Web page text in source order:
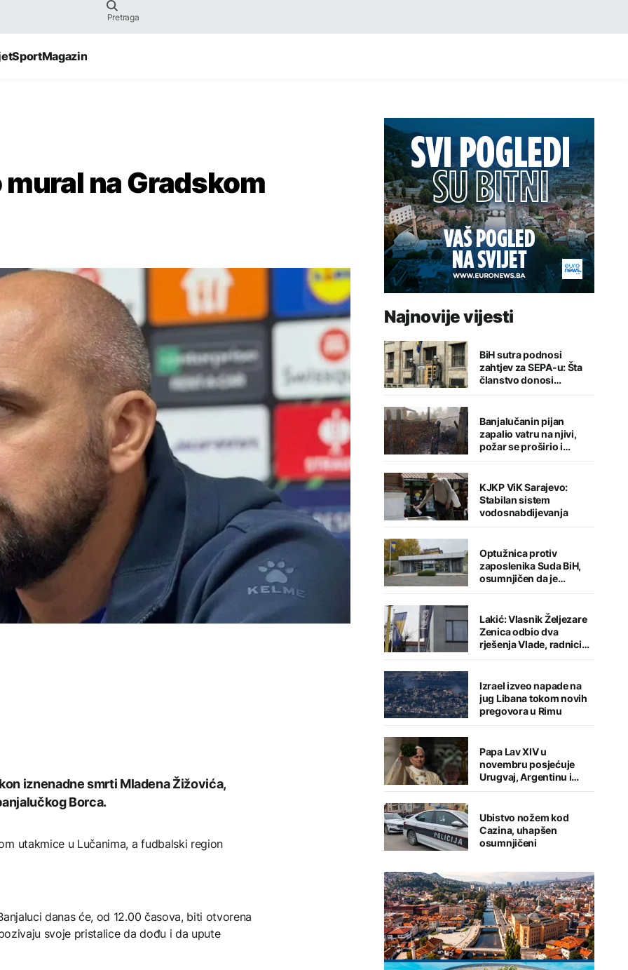
SportMagazin
na Gradskom
iznenadne smrti Mladena Žižovića,
Borca.
utakmice u Lučanima, a fudbalski region
danas će, od 12.00 časova, biti otvorena
svoje pristalice da dođu i da upute
Najnovije vijesti
BiH sutra podnosi
zahtjev za SEPA-u: Šta
članstvo donosi
građanima, privredi i
Banjalučanin pijan
zapalio vatru na njivi,
požar se proširio i
"progutao" kuću
KJKP ViK Sarajevo:
Stabilan sistem
vodosnabdijevanja
Optužnica protiv
zaposlenika Suda BiH,
osumnjičen da je
prisvojio skoro 200.000
Lakić: Vlasnik Željezare
Zenica odbio dva
rješenja Vlade, radnici
nisu ostavljeni
Izrael izveo napade na
jug Libana tokom novih
pregovora u Rimu
Papa Lav XIV u
novembru posjećuje
Urugvaj, Argentinu i
Peru
Ubistvo nožem kod
Cazina, uhapšen
osumnjičeni